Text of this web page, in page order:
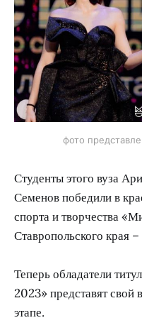
фото
Студенты этого вуза
Семенов победили в
спорта и творчества
Ставропольского края
Теперь обладатели
2023» представят свой
этапе.